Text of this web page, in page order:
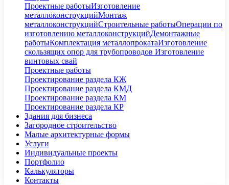
Проектные работыИзготовление
металлоконструкцийМонтаж
металлоконструкцийСтроительные работыОперации по
изготовлению металлоконструкцийДемонтажные
работыКомплектация металлопрокатаИзготовление
скользящих опор для трубопроводов Изготовление
винтовых свай
Проектные работы
Проектирование раздела КЖ
Проектирование раздела КМД
Проектирование раздела КМ
Проектирование раздела КР
Здания для бизнеса
Загородное строительство
Малые архитектурные формы
Услуги
Индивидуальные проекты
Портфолио
Калькуляторы
Контакты